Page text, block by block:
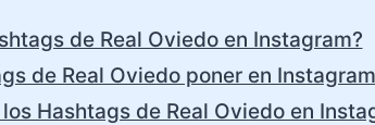
de Real Oviedo en Instagram?
de Real Oviedo poner en
Hashtags de Real Oviedo en